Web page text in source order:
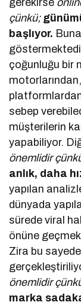
çünkü;
başlıyor.
çoğunluğu bir
sebep
müşterilerin
yapabiliyor.
önemlidir
anlık, daha
yapılan
dünyada
sürede viral
önüne
Zira bu
önemlidir
marka